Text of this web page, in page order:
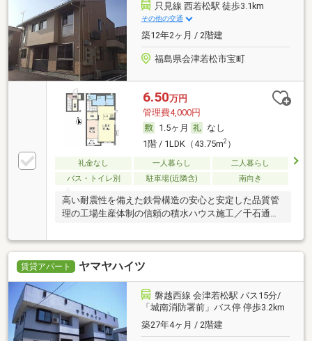
只見線 西若松駅 徒歩3.1km
その他の交通
築12年2ヶ月 / 2階建
福島県会津若松市宝町
6.50万円
管理費4,000円
1.5ヶ月
なし
1階 / 1LDK（43.75m2）
礼金なし 一人暮らし
二人暮らし
バス・トイレ別
駐車場(近隣含) 南向き
高い耐震性を備えた鉄骨構造の安心と安定した品質管
理の工場生産体制の信頼の積水ハウス施工／千石通り
賃貸アパート ヤマヤハイツ
磐越西線 会津若松駅 バス15分/
「城南消防署前」バス停 停歩3.2km
築27年4ヶ月 / 2階建